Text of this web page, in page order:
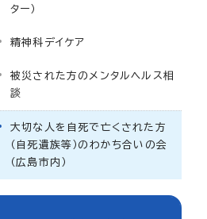
ター）
精神科デイケア
被災された方のメンタルヘルス相
談
大切な人を自死で亡くされた方
（自死遺族等）のわかち合いの会
（広島市内）